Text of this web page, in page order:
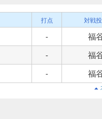
打点 対戦
-
福
-
福
- 福